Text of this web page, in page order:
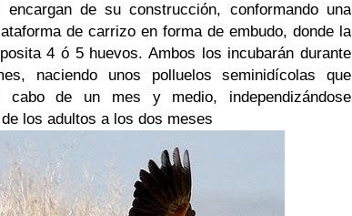
encargan de su construcción, conformando una
de carrizo en forma de embudo, donde la
4 ó 5 huevos. Ambos los incubarán durante
naciendo unos polluelos seminidícolas que
cabo de un mes y medio, independizándose
los adultos a los dos meses